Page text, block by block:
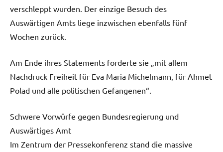
verschleppt wurden. Der einzige Besuch des
Auswärtigen Amts liege inzwischen ebenfalls fünf
Wochen zurück.
Am Ende ihres Statements forderte sie „mit allem
Nachdruck Freiheit für Eva Maria Michelmann, für Ahmet
Polad und alle politischen Gefangenen“.
Schwere Vorwürfe gegen Bundesregierung und
Auswärtiges Amt
Im Zentrum der Pressekonferenz stand die massive